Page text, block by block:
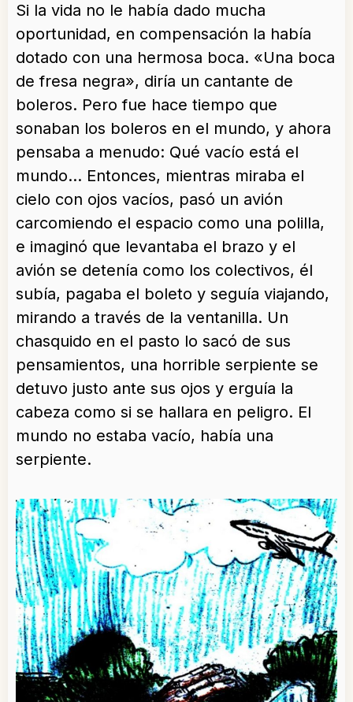
Si la vida no le había dado mucha
oportunidad, en compensación la había
dotado con una hermosa boca. «Una boca
de fresa negra», diría un cantante de
boleros. Pero fue hace tiempo que
sonaban los boleros en el mundo, y ahora
pensaba a menudo: Qué vacío está el
mundo… Entonces, mientras miraba el
cielo con ojos vacíos, pasó un avión
carcomiendo el espacio como una polilla,
e imaginó que levantaba el brazo y el
avión se detenía como los colectivos, él
subía, pagaba el boleto y seguía viajando,
mirando a través de la ventanilla. Un
chasquido en el pasto lo sacó de sus
pensamientos, una horrible serpiente se
detuvo justo ante sus ojos y erguía la
cabeza como si se hallara en peligro. El
mundo no estaba vacío, había una
serpiente.